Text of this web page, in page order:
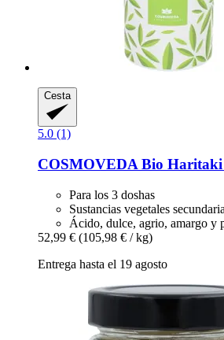
Cesta
5.0 (1)
COSMOVEDA Bio Haritaki
Para los 3 doshas
Sustancias vegetales
Ácido, dulce, agrio, amargo y
52,99 € (105,98 € / kg)
Entrega hasta el 19 agosto